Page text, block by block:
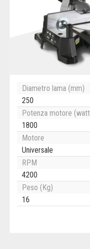
Diametro lama (mm)
250
Potenza motore
1800
Motore
Universale
RPM
4200
Peso (Kg)
16